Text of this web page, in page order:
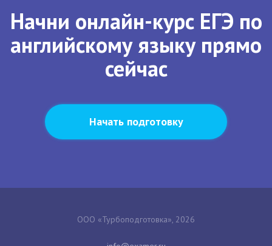
Начни онлайн-курс ЕГЭ по
английскому языку прямо
сейчас
Начать подготовку
ООО «Турбоподготовка», 2026